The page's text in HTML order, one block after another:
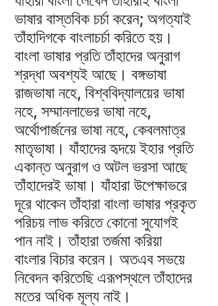
ভাষার বাস্তবিক চর্চা করেন; অগত্যাই
তাঁহাদিগকে বাংলাচর্চা করিতে হয়।
বাংলা ভাষার প্রতি তাঁহাদের অনুরাগ
শ্রদ্ধা অবশ্যই আছে। বঙ্গভাষা
রাজভাষা নহে, বিশ্ববিদ্যালয়ের ভাষা
নহে, সম্মানলাভের ভাষা নহে,
অর্থোপার্জনের ভাষা নহে, কেবলমাত্র
মাতৃভাষা। যাঁহাদের হৃদয়ে ইহার প্রতি
একান্ত অনুরাগ ও অটল ভরসা আছে
তাঁহাদেরই ভাষা। যাঁহারা উপেক্ষাভরে
দূরে থাকেন তাঁহারা বাংলা ভাষার প্রকৃত
পরিচয় লাভ করিতে কোনো সুযোগই
পান নাই। তাঁহারা তর্জমা করিয়া
বাংলার বিচার করেন। অতএব সভয়ে
নিবেদন করিতেছি এরূপস্থলে তাঁহাদের
মতের অধিক মূল্য নাই।